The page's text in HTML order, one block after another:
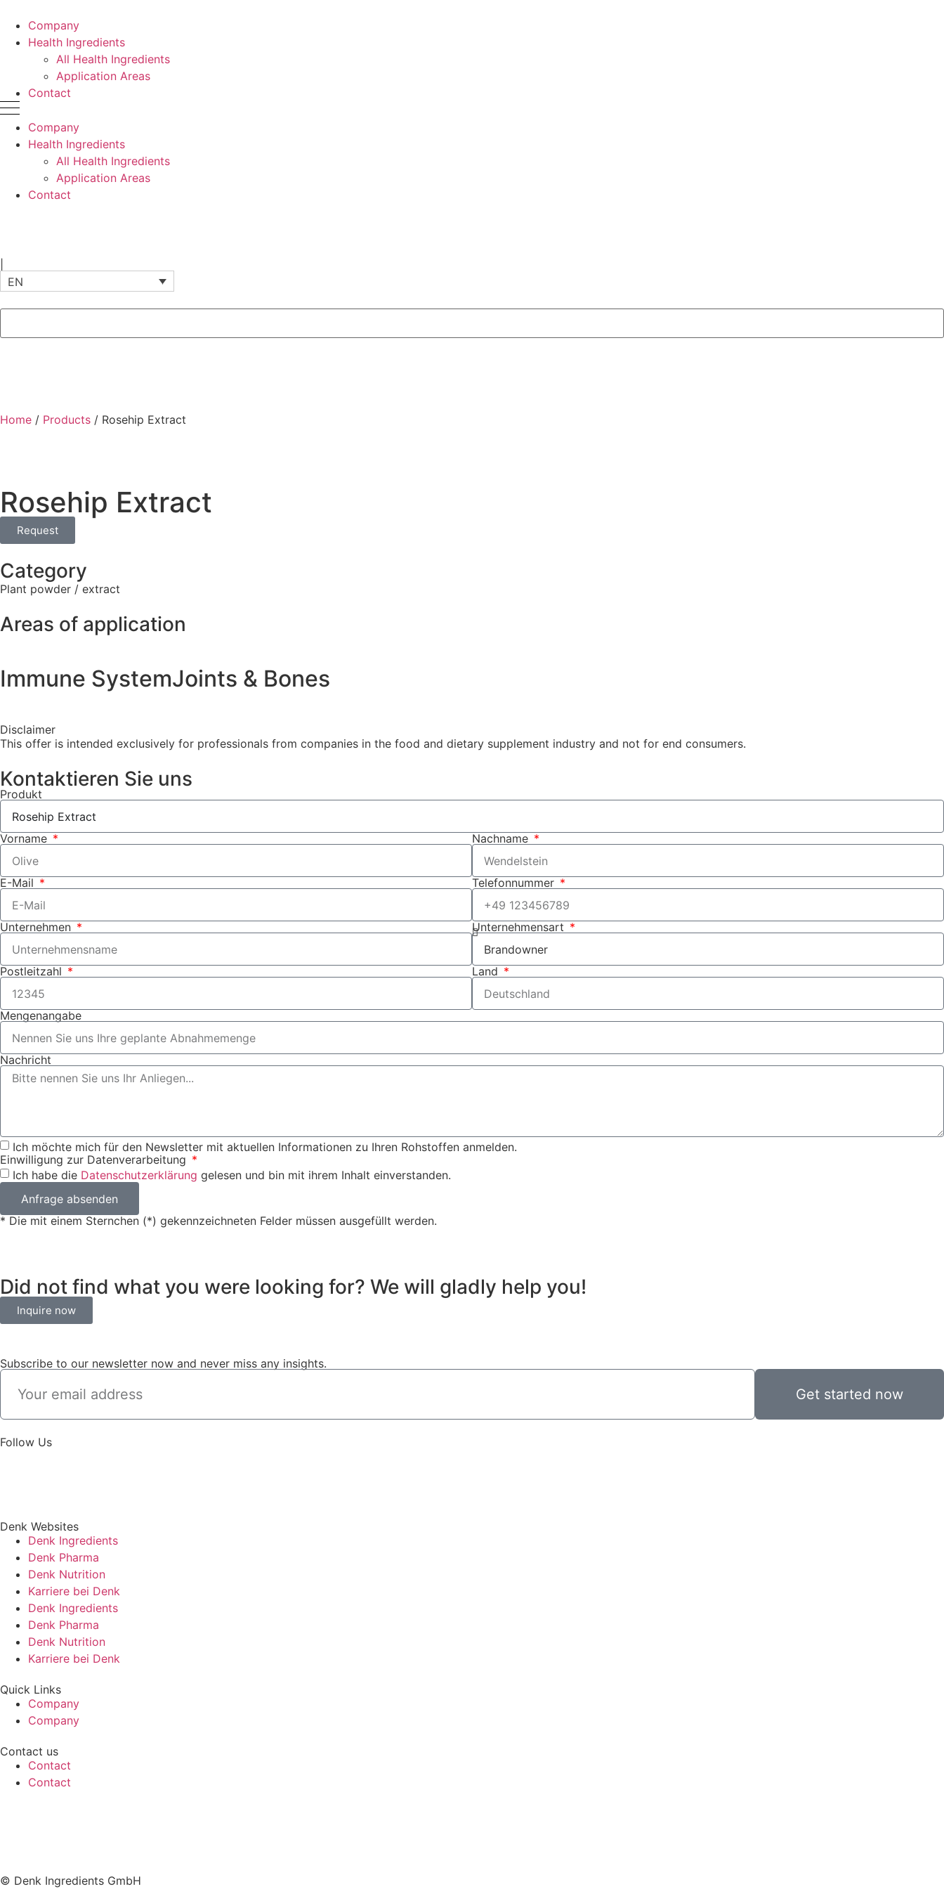
Company
Health Ingredients
All Health Ingredients
Application Areas
Contact
Company
Health Ingredients
All Health Ingredients
Application Areas
Contact
EN
Home / Products / Rosehip Extract
Rosehip Extract
Request
Category
Plant powder / extract
Areas of application
Immune SystemJoints & Bones
Disclaimer
This offer is intended exclusively for professionals from companies in the food and dietary supplement industry and not for end consumers.
Kontaktieren Sie uns
Produkt
Vorname Nachname
E-Mail Telefonnummer
Unternehmen Unternehmensart
Postleitzahl Land
Mengenangabe
Nachricht
Ich möchte mich für den Newsletter mit aktuellen Informationen zu Ihren Rohstoffen anmelden.
Einwilligung zur Datenverarbeitung
Ich habe die Datenschutzerklärung gelesen und bin mit ihrem Inhalt einverstanden.
Anfrage absenden
* Die mit einem Sternchen (*) gekennzeichneten Felder müssen ausgefüllt werden.
Did not find what you were looking for? We will gladly help you!
Inquire now
Subscribe to our newsletter now and never miss any insights.
Get started now
Follow Us
Denk Websites
Denk Ingredients
Denk Pharma
Denk Nutrition
Karriere bei Denk
Denk Ingredients
Denk Pharma
Denk Nutrition
Karriere bei Denk
Quick Links
Company
Company
Contact us
Contact
Contact
© Denk Ingredients GmbH